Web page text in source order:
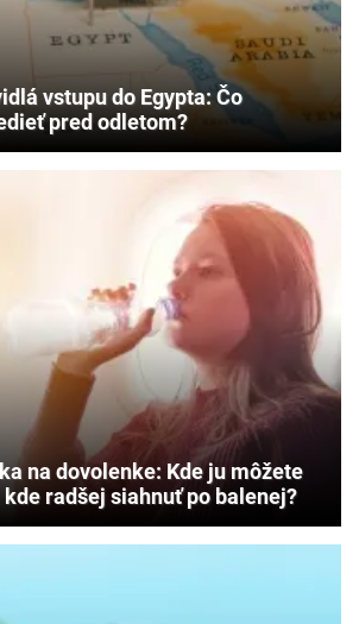
vstupu do Egypta: Čo
pred odletom?
na dovolenke: Kde ju môžete
kde radšej siahnuť po balenej?